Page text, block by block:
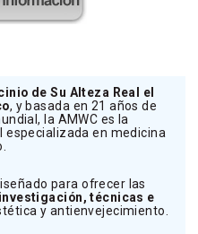
de Su Alteza Real el
, y basada en 21 años de
la AMWC es la
en medicina
para ofrecer las
técnicas e
y antienvejecimiento.